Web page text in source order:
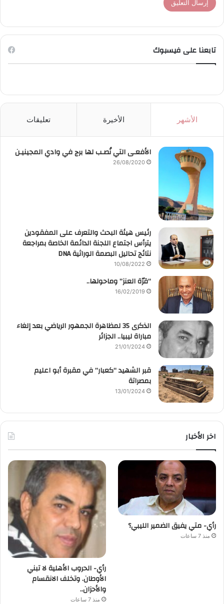
تابعنا على فيسبوك
الأشهر الأخيرة تعليقات
الأفعـى التي نُصـب لها برج في وادي المجينيـن
26/08/2020
رئيس هيئة البحث والتعرف على المفقودين
يترأس اجتماع اللجنة الدائمة الخاصة بمراجعة
نتائج تحاليل البصمة الوراثية DNA
10/08/2022
“قرّة العنز” وماحولها..
16/02/2019
الذكرى 35 لمظاهرة الجمهور الرياضي بعد إلغاء
مباراة ليبيا.. الجزائر
21/01/2024
قبر الشهيد “كعبار” في مقبرة أبو اعليم
بمصراتة
13/01/2024
اخر الأخبار
رأي- متي يفيق الضمير الليبي؟
منذ 7 ساعات
رأي- الحروب الأهلية لا تبني
الأوطان. وتخلف الانقسام
والأحزان..
منذ 7 ساعات